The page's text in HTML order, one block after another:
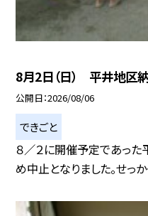
8月2日（日） 平井地区
公開日 2026/08/06
できごと
８／２に開催予定であっ
め中止となりました。せっか